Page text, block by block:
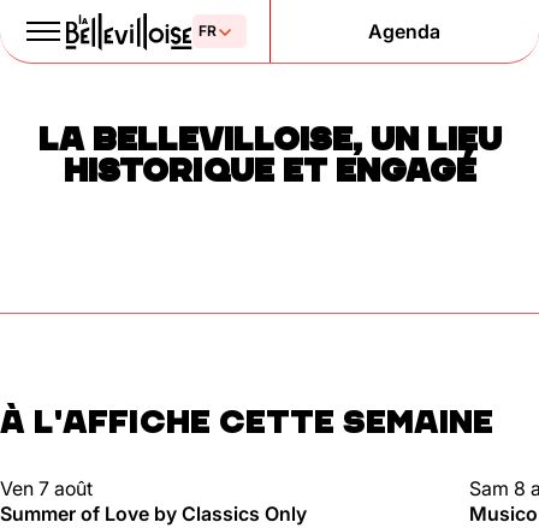
Le Paris
de la liberté
Agenda
LA BELLEVILLOISE, UN LIEU
HISTORIQUE ET ENGAGÉ
À L'AFFICHE CETTE SEMAINE
CLUBBING
Ven 7 août
Summer of Love by Classics Only
Sam 8